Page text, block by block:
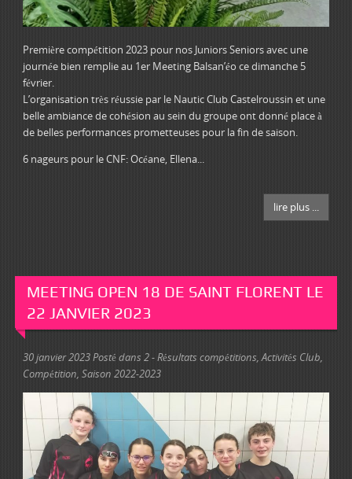
Première compétition 2023 pour nos Juniors Seniors avec une
journée bien remplie au 1er Meeting Balsan’éo ce dimanche 5
février.
L’organisation très réussie par le Nautic Club Castelroussin et une
belle ambiance de cohésion au sein du groupe ont donné place à
de belles performances prometteuses pour la fin de saison.
6 nageurs pour le CNF: Océane, Ellena...
lire plus ...
MEETING OPEN 18 DE SAINT FLORENT LE
22 JANVIER 2023
30 janvier 2023 Posté dans 2 - Résultats compétitions Activités Club
Compétition Saison 2022-2023